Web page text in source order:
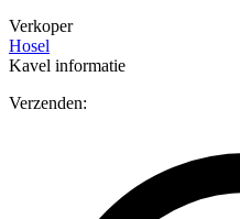
Verkoper
Hosel
Kavel informatie
Verzenden: